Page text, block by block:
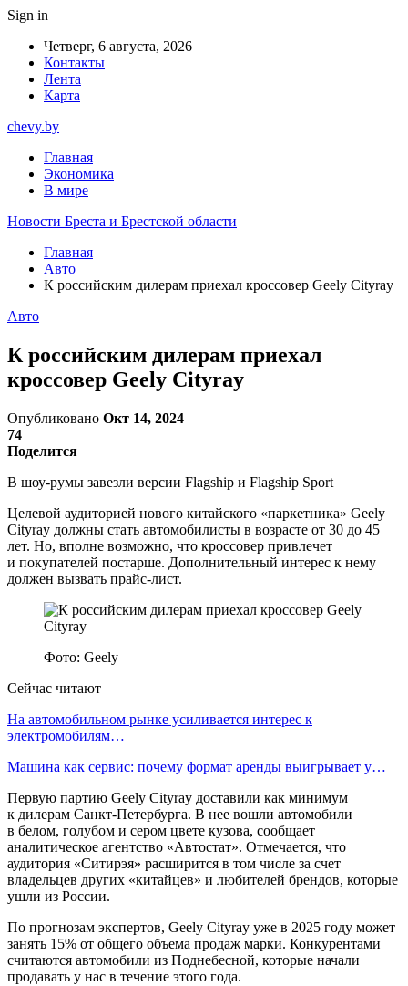
Sign in
Четверг, 6 августа, 2026
Контакты
Лента
Карта
chevy.by
Главная
Экономика
В мире
Новости Бреста и Брестской области
Главная
Авто
К российским дилерам приехал кроссовер Geely Cityray
Авто
К российским дилерам приехал
кроссовер Geely Cityray
Опубликовано Окт 14, 2024
74
Поделится
В шоу-румы завезли версии Flagship и Flagship Sport
Целевой аудиторией нового китайского «паркетника» Geely
Cityray должны стать автомобилисты в возрасте от 30 до 45
лет. Но, вполне возможно, что кроссовер привлечет
и покупателей постарше. Дополнительный интерес к нему
должен вызвать прайс-лист.
Фото: Geely
Сейчас читают
На автомобильном рынке усиливается интерес к
электромобилям…
Машина как сервис: почему формат аренды выигрывает у…
Первую партию Geely Cityray доставили как минимум
к дилерам Санкт-Петербурга. В нее вошли автомобили
в белом, голубом и сером цвете кузова, сообщает
аналитическое агентство «Автостат». Отмечается, что
аудитория «Ситирэя» расширится в том числе за счет
владельцев других «китайцев» и любителей брендов, которые
ушли из России.
По прогнозам экспертов, Geely Cityray уже в 2025 году может
занять 15% от общего объема продаж марки. Конкурентами
считаются автомобили из Поднебесной, которые начали
продавать у нас в течение этого года.